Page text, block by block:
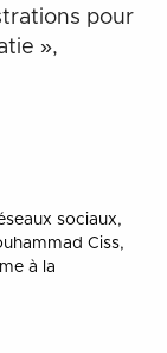
pour
»,
sociaux,
Ciss,
à la